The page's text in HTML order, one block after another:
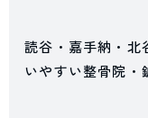
読谷・嘉手納・北
いやすい整骨院・